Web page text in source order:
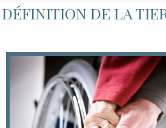
DÉFINITION DE LA